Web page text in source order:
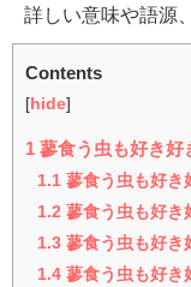
詳しい意味や語源
Contents
[ hide]
1 蓼食う虫も好き好
1.1 蓼食う虫も好き
1.2 蓼食う虫も好き
1.3 蓼食う虫も好き
1.4 蓼食う虫も好き